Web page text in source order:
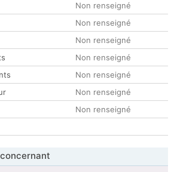
Non renseigné
Non renseigné
Non renseigné
Non renseigné
Non renseigné
Non renseigné
Non renseigné